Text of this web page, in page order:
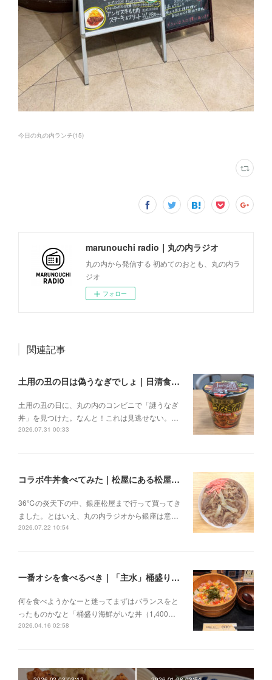
今日の丸の内ランチ(15)
marunouchi radio｜丸の内ラジオ
丸の内から発信する 初めてのおとも、丸の内ラ
ジオ
フォロー
関連記事
土用の丑の日は偽うなぎでしょ｜日清食品「謎うなぎ丼」
土用の丑の日に、丸の内のコンビニで「謎うなぎ
丼」を見つけた。なんと！これは見逃せない。…
2026.07.31 00:33
コラボ牛丼食べてみた｜松屋にある松屋の牛丼
36℃の炎天下の中、銀座松屋まで行って買ってき
ました。とはいえ、丸の内ラジオから銀座は意…
2026.07.22 10:54
一番オシを食べるべき｜「主水」桶盛り海鮮がいな丼
何を食べようかなーと迷ってまずはバランスをと
ったものかなと「桶盛り海鮮がいな丼（1,400…
2026.04.16 02:58